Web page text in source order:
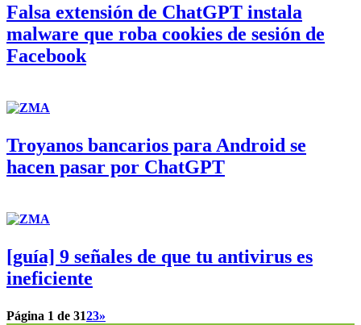
Falsa extensión de ChatGPT instala
malware que roba cookies de sesión de
Facebook
Troyanos bancarios para Android se
hacen pasar por ChatGPT
[guía] 9 señales de que tu antivirus es
ineficiente
Página 1 de 3123»